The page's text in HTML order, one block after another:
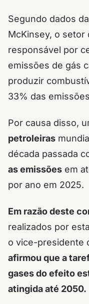
Segundo dados
McKinsey, o setor
responsável por
emissões de gás
produzir
33% das
Por causa disso,
petroleiras
década passada
as emissões em
por ano em 2025.
Em razão deste
realizados por
o vice-presidente
afirmou que a
gases do efeito
atingida até 2050.